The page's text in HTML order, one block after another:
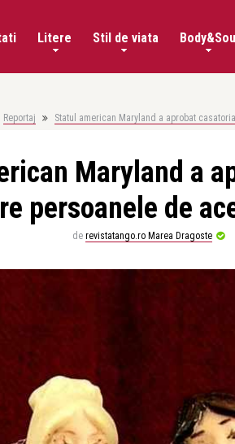
Litere Stil de viata
Reportaj Statul american Maryland a aprobat
Maryland a
persoanele de
de revistatango.ro Marea Dragoste